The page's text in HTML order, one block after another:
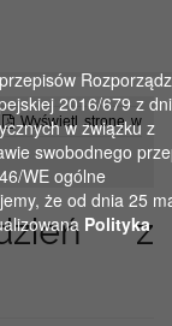
Wyświetl stronę w
dzień z
2016/679 z
w związku z
swobodnego
WE ogólne
że od dnia 25
Polityka